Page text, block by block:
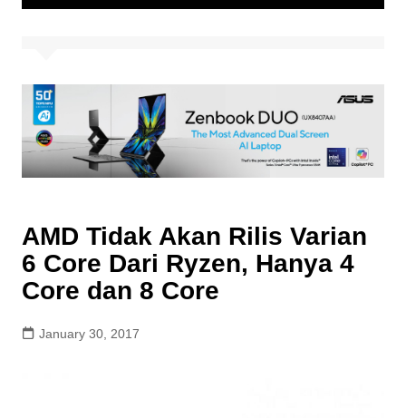
AMD Tidak Akan Rilis Varian
6 Core Dari Ryzen, Hanya 4
Core dan 8 Core
January 30, 2017